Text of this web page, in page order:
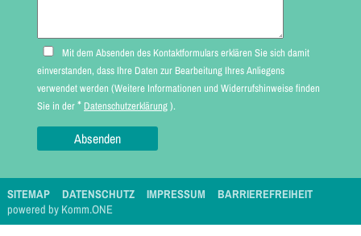
Mit dem Absenden des Kontaktformulars erklären Sie sich damit
einverstanden, dass Ihre Daten zur Bearbeitung Ihres Anliegens
verwendet werden (Weitere Informationen und Widerrufshinweise finden
Sie in der* Datenschutzerklärung).
SITEMAP DATENSCHUTZ IMPRESSUM
BARRIEREFREIHEIT
powered by Komm.ONE